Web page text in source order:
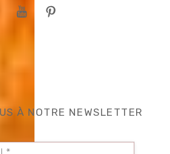
Top
À NOTRE NEWSLETTER